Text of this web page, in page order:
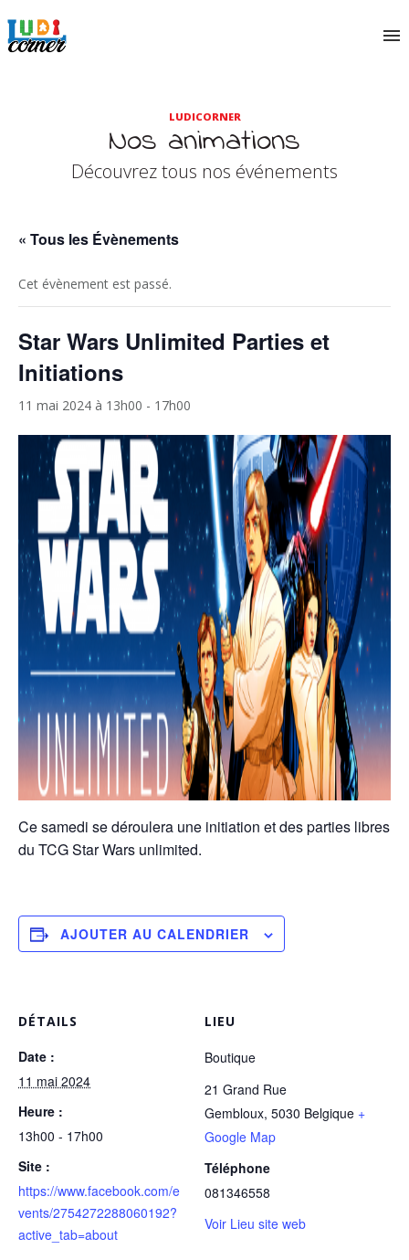
LUDICORNER
Nos animations
Découvrez tous nos événements
« Tous les Évènements
Cet évènement est passé.
Star Wars Unlimited Parties et
Initiations
11 mai 2024 à 13h00 - 17h00
Ce samedi se déroulera une initiation et des parties libres
du TCG Star Wars unlimited.
AJOUTER AU CALENDRIER
DÉTAILS
Date :
11 mai 2024
Heure :
13h00 - 17h00
Site :
https://www.facebook.com/e
vents/2754272288060192?
active_tab=about
LIEU
Boutique
21 Grand Rue
Gembloux, 5030 Belgique +
Google Map
Téléphone
081346558
Voir Lieu site web